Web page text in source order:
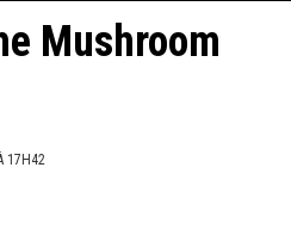
Mushroom
17H42